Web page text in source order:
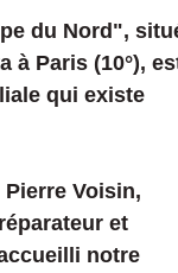
du Nord",
à Paris (10°),
qui existe
Voisin,
et
notre